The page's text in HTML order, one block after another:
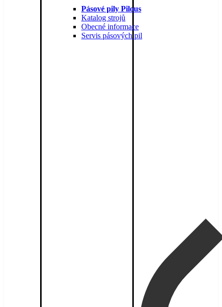
Pásové pily Pilous
Katalog strojů
Obecné informace
Servis pásových pil